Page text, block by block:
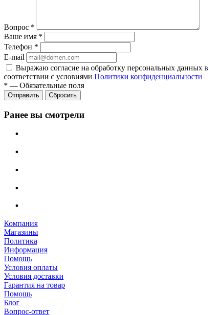
Вопрос *
Ваше имя *
Телефон *
E-mail
Выражаю согласие на обработку персональных данных в
соответствии с условиями Политики конфиденциальности
* — Обязательные поля
Отправить Сбросить
Ранее вы смотрели
Компания
Магазины
Политика
Информация
Помощь
Условия оплаты
Условия доставки
Гарантия на товар
Помощь
Блог
Вопрос-ответ